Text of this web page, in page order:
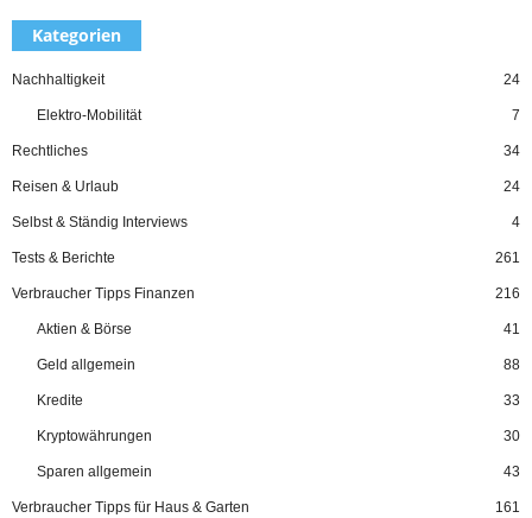
Kategorien
Nachhaltigkeit 24
Elektro-Mobilität 7
Rechtliches 34
Reisen & Urlaub 24
Selbst & Ständig Interviews 4
Tests & Berichte 261
Verbraucher Tipps Finanzen 216
Aktien & Börse 41
Geld allgemein 88
Kredite 33
Kryptowährungen 30
Sparen allgemein 43
Verbraucher Tipps für Haus & Garten 161